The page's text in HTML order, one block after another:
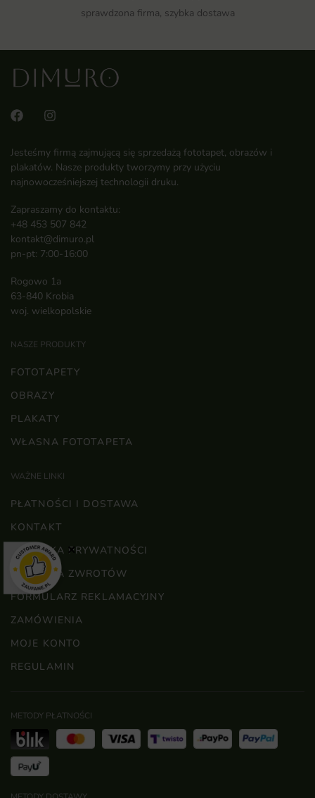
sprawdzona firma, szybka dostawa
Jesteśmy firmą zajmującą się sprzedażą fototapet, obrazów i
plakatów. Nasze produkty tworzymy przy użyciu
najnowocześniejszej technologii druku.
Zapraszamy do kontaktu:
+48 453 507 842
kontakt@dimuro.pl
pn-pt: 7:00-16:00
Rogowo 1a
63-840 Krobia
woj. wielkopolskie
NASZE PRODUKTY
FOTOTAPETY
OBRAZY
PLAKATY
WŁASNA FOTOTAPETA
WAŻNE LINKI
PŁATNOŚCI I DOSTAWA
KONTAKT
POLITYKA PRYWATNOŚCI
POLITYKA ZWROTÓW
FORMULARZ REKLAMACYJNY
ZAMÓWIENIA
MOJE KONTO
REGULAMIN
METODY PŁATNOŚCI
×